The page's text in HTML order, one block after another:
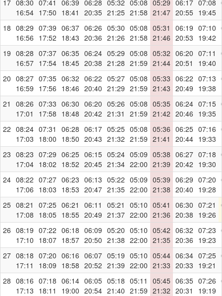
17 08:30
16:54
07:41
17:50
06:39
18:41
06:28
20:35
05:32
21:25
05:08
21:58
05:29
21:47
06:17
20:55
07:08
19:45
18 08:29
16:56
07:39
17:52
06:37
18:43
06:26
20:36
05:30
21:26
05:08
21:58
05:31
21:46
06:19
20:53
07:10
19:42
19 08:28
16:57
07:37
17:54
06:35
18:45
06:24
20:38
05:29
21:28
05:08
21:59
05:32
21:44
06:20
20:51
07:11
19:40
20 08:27
16:59
07:35
17:56
06:32
18:46
06:22
20:40
05:27
21:29
05:08
21:59
05:33
21:43
06:22
20:49
07:13
19:38
21
08:26
17:01
07:33
17:58
06:30
18:48
06:20
20:42
05:26
21:31
05:08
21:59
05:35
21:42
06:24
20:46
07:15
19:35
22 08:24
17:03
07:31
18:00
06:28
18:50
06:17
20:43
05:25
21:32
05:08
21:59
05:36
21:41
06:25
20:44
07:16
19:33
23 08:23
17:04
07:29
18:02
06:25
18:52
06:15
20:45
05:24
21:34
05:09
22:00
05:38
21:39
06:27
20:42
07:18
19:30
24 08:22
17:06
07:27
18:03
06:23
18:53
06:13
20:47
05:22
21:35
05:09
22:00
05:39
21:38
06:29
20:40
07:20
19:28
25 08:21
17:08
07:25
18:05
06:21
18:55
06:11
20:49
05:21
21:37
05:10
22:00
05:41
21:36
06:30
20:38
07:21
19:26
26 08:19
17:10
07:22
18:07
06:18
18:57
06:09
20:50
05:20
21:38
05:10
22:00
05:42
21:35
06:32
20:36
07:23
19:23
27 08:18
17:11
07:20
18:09
06:16
18:58
06:07
20:52
05:19
21:39
05:10
22:00
05:44
21:33
06:34
20:33
07:25
19:21
28 08:16
17:13
07:18
18:11
06:14
19:00
06:05
20:54
05:18
21:40
05:11
21:59
05:45
21:32
06:35
20:31
07:26
19:19